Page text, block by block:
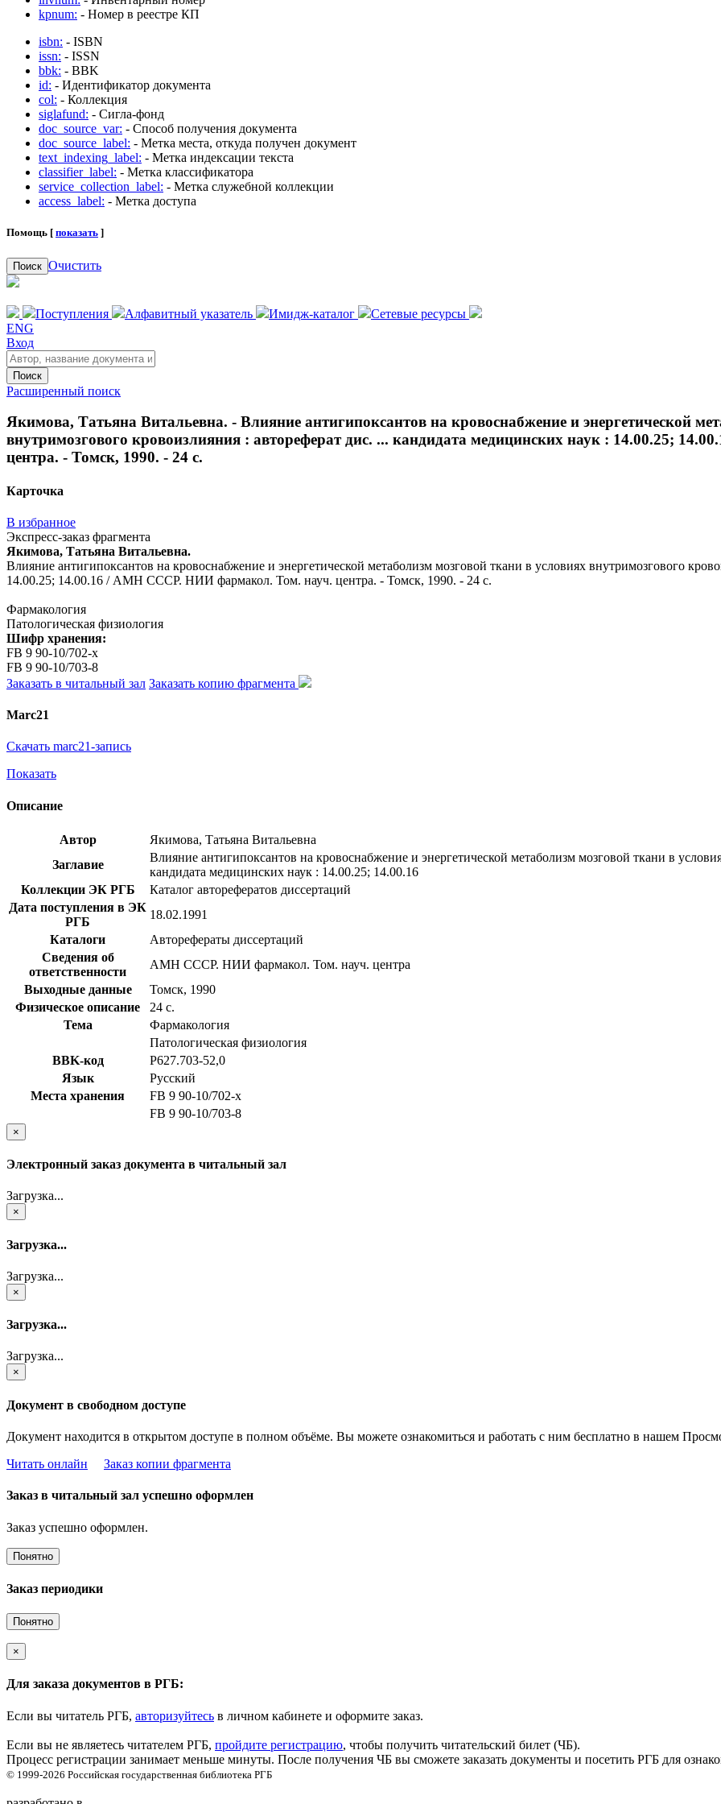
kpnum: - Номер в реестре КП
isbn: - ISBN
issn: - ISSN
bbk: - BBK
id: - Идентификатор документа
col: - Коллекция
siglafund: - Сигла-фонд
doc_source_var: - Способ получения документа
doc_source_label: - Метка места, откуда получен документ
text_indexing_label: - Метка индексации текста
classifier_label: - Метка классификатора
service_collection_label: - Метка служебной коллекции
access_label: - Метка доступа
Помощь [ показать ]
Поиск Очистить
Поступления Алфавитный указатель Имидж-каталог
Сетевые ресурсы
ENG
Вход
Поиск
Расширенный поиск
Якимова, Татьяна Витальевна. - Влияние антигипоксантов на кровоснабжение и энергетической
внутримозгового кровоизлияния : автореферат дис. ... кандидата медицинских наук : 14.00.25;
центра. - Томск, 1990. - 24 с.
Карточка
В избранное
Экспресс-заказ фрагмента
Якимова, Татьяна Витальевна.
Влияние антигипоксантов на кровоснабжение и энергетической метаболизм мозговой ткани в условиях внутримозгового
14.00.25; 14.00.16 / АМН СССР. НИИ фармакол. Том. науч. центра. - Томск, 1990. - 24 с.
Фармакология
Патологическая физиология
Шифр хранения:
FB 9 90-10/702-x
FB 9 90-10/703-8
Заказать в читальный зал Заказать копию фрагмента
Marc21
Скачать marc21-запись
Показать
Описание
Автор
Якимова, Татьяна Витальевна
Заглавие
Влияние антигипоксантов на кровоснабжение и энергетической метаболизм мозговой ткани в
кандидата медицинских наук : 14.00.25; 14.00.16
Коллекции ЭК РГБ
Каталог авторефератов диссертаций
Дата поступления в ЭК
РГБ
18.02.1991
Каталоги
Авторефераты диссертаций
Сведения об
ответственности
АМН СССР. НИИ фармакол. Том. науч. центра
Выходные данные
Томск, 1990
Физическое описание
24 с.
Тема
Фармакология
Патологическая физиология
BBK-код
Р627.703-52,0
Язык
Русский
Места хранения
FB 9 90-10/702-x
FB 9 90-10/703-8
×
Электронный заказ документа в читальный зал
Загрузка...
×
Загрузка...
Загрузка...
×
Загрузка...
Загрузка...
×
Документ в свободном доступе
Документ находится в открытом доступе в полном объёме. Вы можете ознакомиться и работать с ним бесплатно в нашем
Читать онлайн
Заказ копии фрагмента
Заказ в читальный зал успешно оформлен
Заказ успешно оформлен.
Понятно
Заказ периодики
Понятно
×
Для заказа документов в РГБ:
Если вы читатель РГБ, авторизуйтесь в личном кабинете и оформите заказ.
Если вы не являетесь читателем РГБ, пройдите регистрацию, чтобы получить читательский билет (ЧБ).
Процесс регистрации занимает меньше минуты. После получения ЧБ вы сможете заказать документы и посетить РГБ для
© 1999-2026 Российская государственная библиотека РГБ